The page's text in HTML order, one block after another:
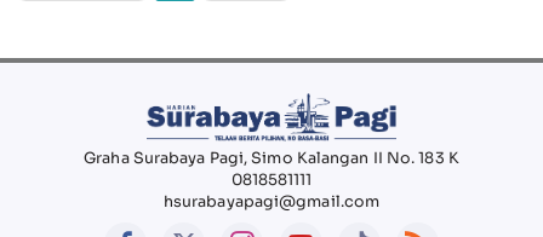
Graha Surabaya Pagi, Simo Kalangan II No. 183 K
0818581111
hsurabayapagi@gmail.com